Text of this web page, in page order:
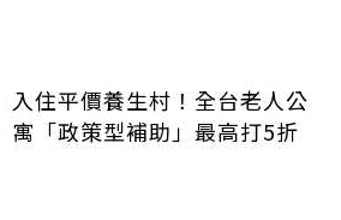
入住平價養生村！全台老人公
寓「政策型補助」最高打5折